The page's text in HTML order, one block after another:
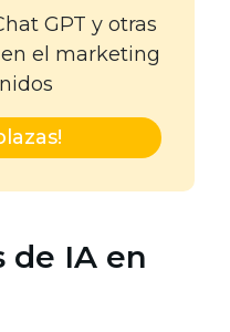
GPT y otras
el marketing
de IA en